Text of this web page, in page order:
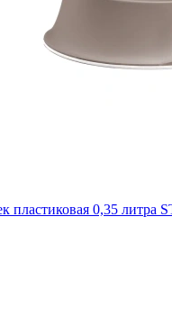
пластиковая 0,35 литра